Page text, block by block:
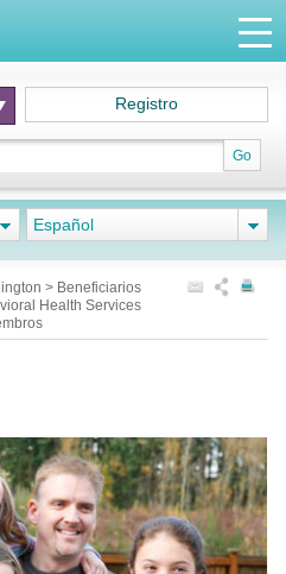
Go
Registro
Español
> Beneficiarios
Health Services